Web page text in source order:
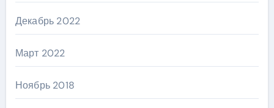
Декабрь 2022
Март 2022
Ноябрь 2018